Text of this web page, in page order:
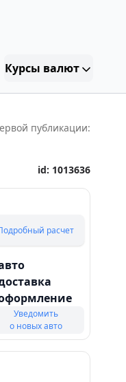
Курсы валют
публикации:
id: 1013636
расчет
Уведомить
о новых авто